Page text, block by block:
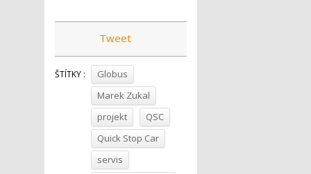
Tweet
ŠTÍTKY :
Globus
Marek Zukal
projekt
QSC
Quick Stop Car
servis